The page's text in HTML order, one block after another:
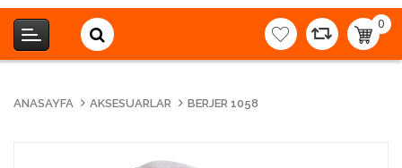
0
-
ANASAYFA AKSESUARLAR BERJER 1058